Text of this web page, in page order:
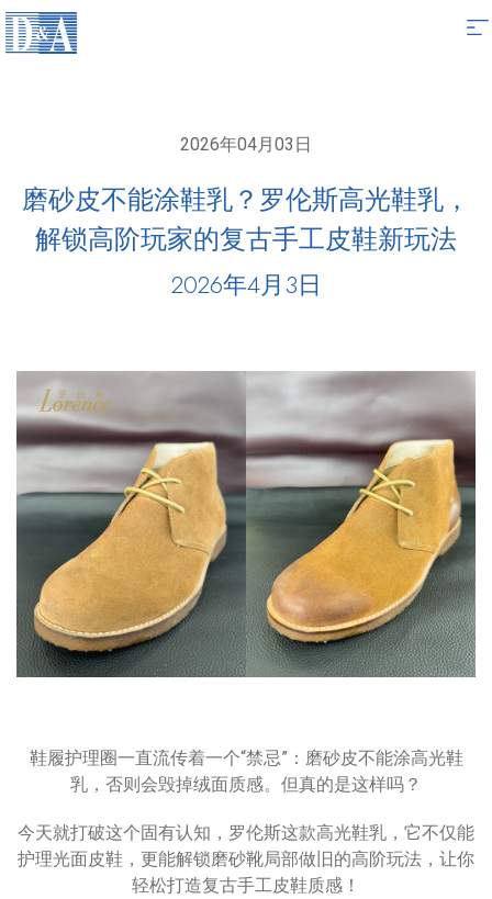
content
2026年04月03日
磨砂皮不能涂鞋乳？罗伦斯高光鞋乳，
解锁高阶玩家的复古手工皮鞋新玩法
2026年4月3日
鞋履护理圈一直流传着一个“禁忌”：磨砂皮不能涂高光鞋
乳，否则会毁掉绒面质感。但真的是这样吗？
今天就打破这个固有认知，罗伦斯这款高光鞋乳，它不仅能
护理光面皮鞋，更能解锁磨砂靴局部做旧的高阶玩法，让你
轻松打造复古手工皮鞋质感！